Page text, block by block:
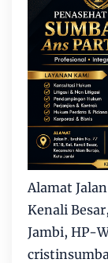
Alamat
Kenali
Jambi, HP-